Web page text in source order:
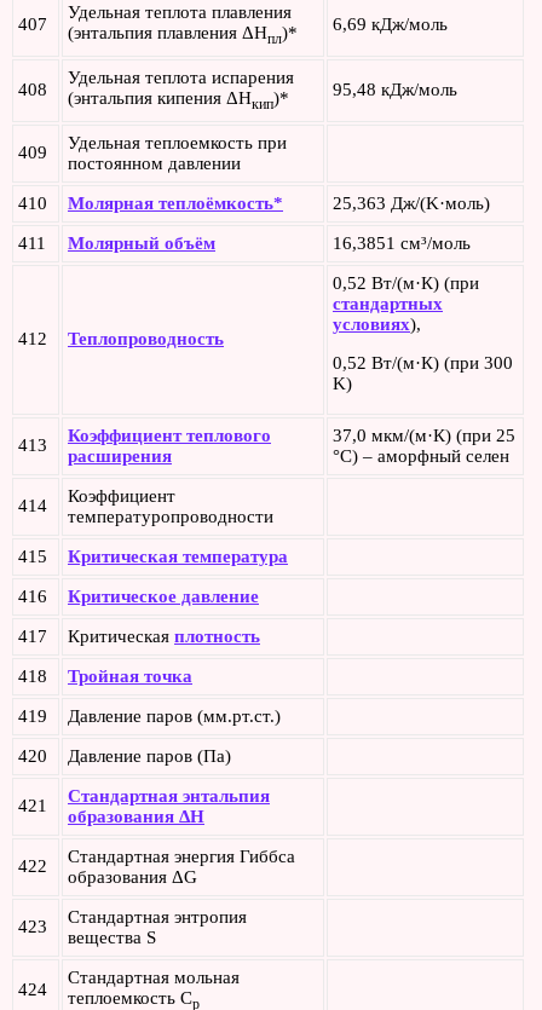
407
Удельная теплота плавления
(энтальпия плавления ΔHпл)* 6,69 кДж/моль
408
Удельная теплота испарения
(энтальпия кипения ΔHкип)* 95,48 кДж/моль
409
Удельная теплоемкость при
постоянном давлении
410 Молярная теплоёмкость* 25,363 Дж/(K·моль)
411 Молярный объём 16,3851 см³/моль
412 Теплопроводность
0,52 Вт/(м·К) (при
стандартных
условиях),
0,52 Вт/(м·К) (при 300
K)
413
Коэффициент теплового
расширения
37,0 мкм/(м·К) (при 25
°С) – аморфный селен
414
Коэффициент
температуропроводности
415 Критическая температура
416 Критическое давление
417 Критическая плотность
418 Тройная точка
419 Давление паров (мм.рт.ст.)
420 Давление паров (Па)
421
Стандартная энтальпия
образования ΔH
422
Стандартная энергия Гиббса
образования ΔG
423
Стандартная энтропия
вещества S
424
Стандартная мольная
теплоемкость Cp